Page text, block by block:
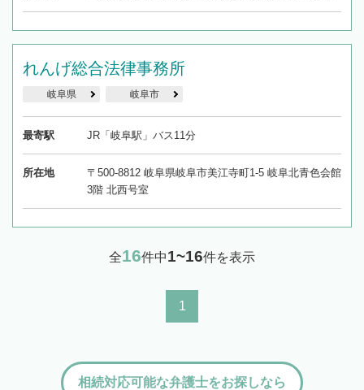
れんげ総合法律事務所
岐阜県 岐阜市
最寄駅 JR「岐阜駅」バス11分
所在地
〒500-8812 岐阜県岐阜市美江寺町1-5 岐阜北青色会館
3階 北西号室
全16件中1~16件を表示
1
相続対応可能な弁護士をお探しなら